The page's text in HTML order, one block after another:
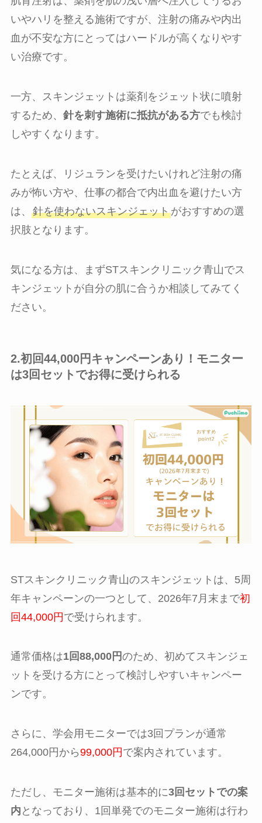
いやハリを整える施術ですが、注射の痛みや内出
血が不安な方にとってはハードルが高くなりやす
い治療です。
一方、スキンジェットは薬剤をジェット状に噴射
するため、 針を刺す施術に抵抗がある方でも検討
しやすくなります。
たとえば、リジュランを受けたいけれど注射の痛
みが怖い方や、仕事の都合で内出血を避けたい方
は、 針を使わないスキンジェットがおすすめの選
択肢となります。
気になる方は、まずSTスキンクリニック青山でス
キンジェットが自分の肌に合うか相談してみてく
ださい。
2.初回44,000円キャンペーンあり！モニター
は3回セットでお得に受けられる
STスキンクリニック青山のスキンジェットは、5周
年キャンペーンの一つとして、2026年7月末まで初
回44,000円で受けられます。
通常価格は1回88,000円のため、初めてスキンジェ
ットを受ける方にとって検討しやすいキャンペー
ンです。
さらに、学会用モニターでは3回プランが通常
264,000円から99,000円 で案内されています。
ただし、モニター施術は基本的に3回セットでの案
内 となっており、1回単発でのモニター施術は行わ